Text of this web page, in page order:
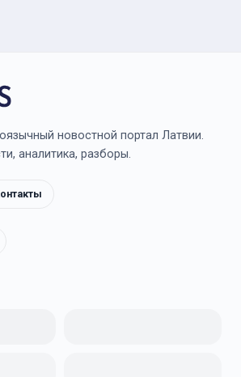
новостной портал Латвии.
аналитика, разборы.